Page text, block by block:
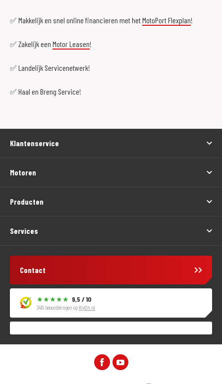
✅ Makkelijk en snel online financieren met hetMotoPort Flexplan!
✅ Zakelijk een Motor Leasen!
✅ Landelijk Servicenetwerk!
✅ Haal en Breng Service!
Klantenservice
Motoren
Producten
Services
Contact
9,5 / 10
3415 beoordelingen op KiyOh.nl